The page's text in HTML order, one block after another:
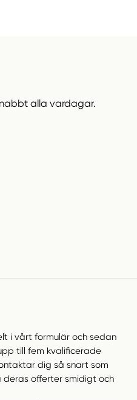
alla vardagar.
i vårt formulär och sedan
till fem kvalificerade
dig så snart som
offerter smidigt och